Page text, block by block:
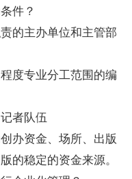
件？
的主办单位和主管部
度专业分工范围的编
者队伍
资金、场所、出版
的稳定的资金来源。